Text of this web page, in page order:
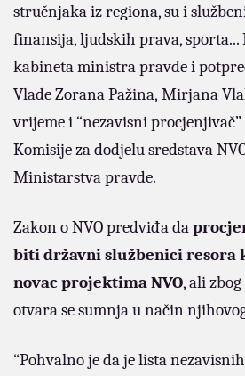
stručnjaka iz regiona, su i
finansija, ljudskih prava, sporta...
kabineta ministra pravde i
Vlade Zorana Pažina, Mirjana
vrijeme i “nezavisni
Komisije za dodjelu sredstava
Ministarstva pravde.
Zakon o NVO predviđa da
biti državni službenici resora
novac projektima NVO, ali
otvara se sumnja u način
“Pohvalno je da je lista